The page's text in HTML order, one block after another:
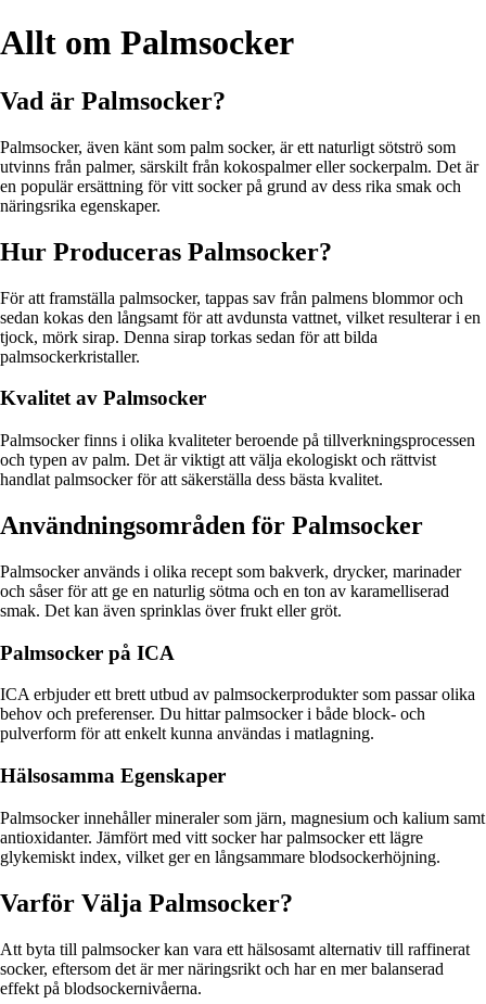
Allt om Palmsocker
Vad är Palmsocker?
Palmsocker, även känt som palm socker, är ett naturligt sötströ som
utvinns från palmer, särskilt från kokospalmer eller sockerpalm. Det är
en populär ersättning för vitt socker på grund av dess rika smak och
näringsrika egenskaper.
Hur Produceras Palmsocker?
För att framställa palmsocker, tappas sav från palmens blommor och
sedan kokas den långsamt för att avdunsta vattnet, vilket resulterar i en
tjock, mörk sirap. Denna sirap torkas sedan för att bilda
palmsockerkristaller.
Kvalitet av Palmsocker
Palmsocker finns i olika kvaliteter beroende på tillverkningsprocessen
och typen av palm. Det är viktigt att välja ekologiskt och rättvist
handlat palmsocker för att säkerställa dess bästa kvalitet.
Användningsområden för Palmsocker
Palmsocker används i olika recept som bakverk, drycker, marinader
och såser för att ge en naturlig sötma och en ton av karamelliserad
smak. Det kan även sprinklas över frukt eller gröt.
Palmsocker på ICA
ICA erbjuder ett brett utbud av palmsockerprodukter som passar olika
behov och preferenser. Du hittar palmsocker i både block- och
pulverform för att enkelt kunna användas i matlagning.
Hälsosamma Egenskaper
Palmsocker innehåller mineraler som järn, magnesium och kalium samt
antioxidanter. Jämfört med vitt socker har palmsocker ett lägre
glykemiskt index, vilket ger en långsammare blodsockerhöjning.
Varför Välja Palmsocker?
Att byta till palmsocker kan vara ett hälsosamt alternativ till raffinerat
socker, eftersom det är mer näringsrikt och har en mer balanserad
effekt på blodsockernivåerna.